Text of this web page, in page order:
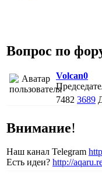
Вопрос по
Volcan0
7482 3689
Внимание!
Наш канал Telegram
Есть идеи? http://